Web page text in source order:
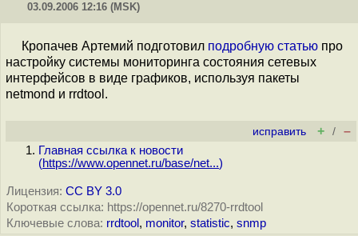
03.09.2006 12:16 (MSK)
Кропачев Артемий подготовил подробную статью про
настройку системы мониторинга состояния сетевых
интерфейсов в виде графиков, используя пакеты
netmond и rrdtool.
исправить + / –
Главная ссылка к новости
(https://www.opennet.ru/base/net...)
Лицензия: CC BY 3.0
Короткая ссылка: https://opennet.ru/8270-rrdtool
Ключевые слова: rrdtool , monitor, statistic, snmp